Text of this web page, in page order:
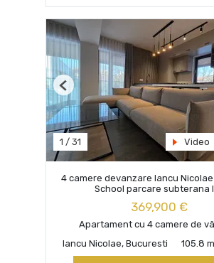
1 / 31 Video
Previous
4 camere devanzare Iancu
School parcare subterana
369,900 €
Apartament cu 4 camere de
Iancu Nicolae, Bucuresti
105.8